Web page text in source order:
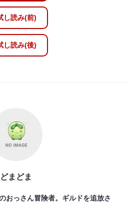
し読み(前)
し読み(後)
どまどま
おっさん冒険者。ギルドを追放さ